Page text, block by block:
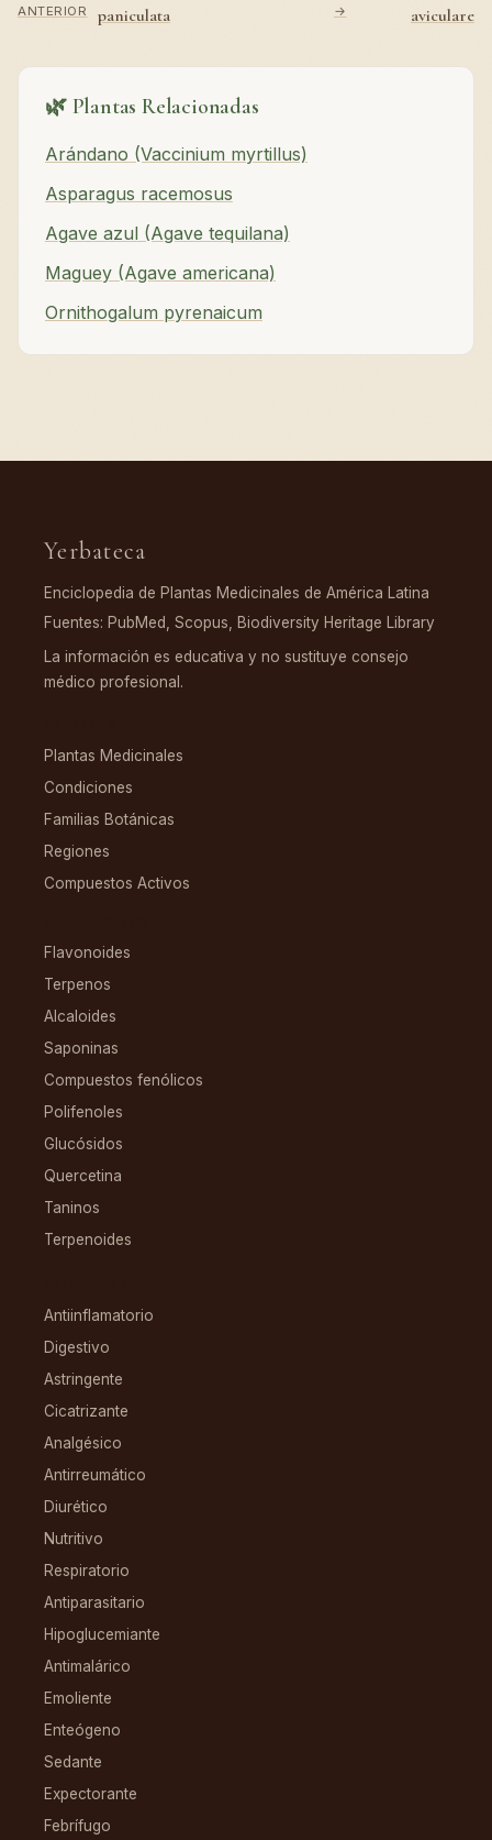
ANTERIOR
paniculata
→
aviculare
🌿 Plantas Relacionadas
Arándano (Vaccinium myrtillus)
Asparagus racemosus
Agave azul (Agave tequilana)
Maguey (Agave americana)
Ornithogalum pyrenaicum
Yerbateca
Enciclopedia de Plantas Medicinales de América Latina
Fuentes: PubMed, Scopus, Biodiversity Heritage Library
La información es educativa y no sustituye consejo
médico profesional.
Plantas Medicinales
Condiciones
Familias Botánicas
Regiones
Compuestos Activos
Flavonoides
Terpenos
Alcaloides
Saponinas
Compuestos fenólicos
Polifenoles
Glucósidos
Quercetina
Taninos
Terpenoides
Antiinflamatorio
Digestivo
Astringente
Cicatrizante
Analgésico
Antirreumático
Diurético
Nutritivo
Respiratorio
Antiparasitario
Hipoglucemiante
Antimalárico
Emoliente
Enteógeno
Sedante
Expectorante
Febrífugo